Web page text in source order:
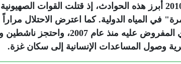
الهجوم على سفن "أسطول الحرية" عام 2010 أبرز هذه الحوادث، إذ قتلت
في المياه الدولية. كما اعترض الاحتلال
الوصول إلى القطاع أو كسر الحصار البحري المفروض
وصول المساعدات الإنسانية إلى سكان غزة.